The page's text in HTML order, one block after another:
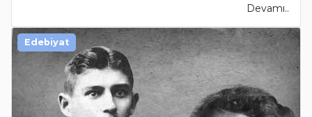
Devamı..
Edebiyat